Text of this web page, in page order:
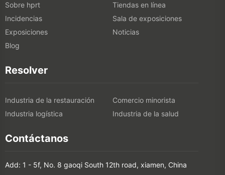
Sobre hprt
Tiendas en línea
Incidencias
Sala de exposiciones
Exposiciones
Noticias
Blog
Resolver
Industria de la restauración
Comercio minorista
Industria logística
Industria de la salud
Contáctanos
Add: 1 - 5f, No. 8 gaoqi South 12th road, xiamen, China